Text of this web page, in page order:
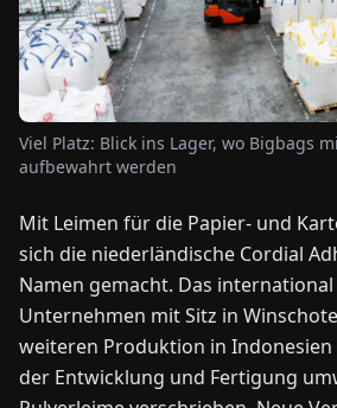
NEWS
ÜBER
UNS
KONTAKT
ZU
Viel Platz: Blick ins Lager, wo Bigbags
aufbewahrt werden
Mit Leimen für die Papier- und
sich die niederländische Cordial
Namen gemacht. Das
Unternehmen mit Sitz in
weiteren Produktion in Indonesien
der Entwicklung und Fertigung